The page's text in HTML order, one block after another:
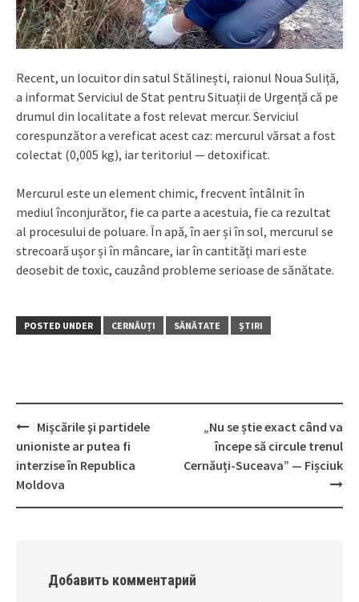
Recent, un locuitor din satul Stălinești, raionul Noua Suliță,
a informat Serviciul de Stat pentru Situații de Urgență că pe
drumul din localitate a fost relevat mercur. Serviciul
corespunzător a vereficat acest caz: mercurul vărsat a fost
colectat (0,005 kg), iar teritoriul — detoxificat.
Mercurul este un element chimic, frecvent întâlnit în
mediul înconjurător, fie ca parte a acestuia, fie ca rezultat
al procesului de poluare. În apă, în aer și în sol, mercurul se
strecoară ușor și în mâncare, iar în cantități mari este
deosebit de toxic, cauzând probleme serioase de sănătate.
POSTED UNDER CERNĂUȚI SĂNĂTATE ȘTIRI
Post
navigation
Mişcările şi partidele
unioniste ar putea fi
interzise în Republica
Moldova
„Nu se știe exact când va
începe să circule trenul
Cernăuți-Suceava” — Fișciuk
Добавить комментарий